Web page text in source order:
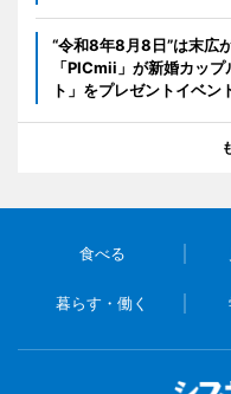
“令和8年8月8日”は末広
「PICmii」が新婚カッ
ト」をプレゼントイベン
食べる
暮らす・働く